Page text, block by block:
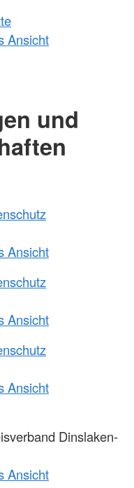
Ansicht
und
Ansicht
Ansicht
Ansicht
Dinslaken-
Ansicht